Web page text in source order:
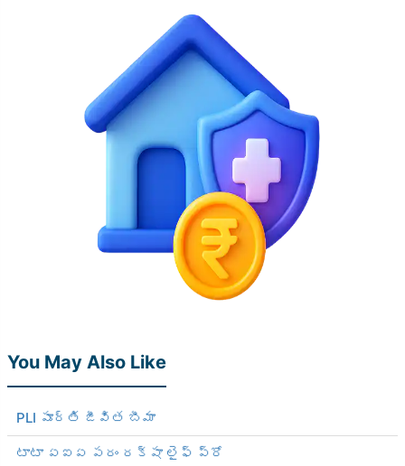
You May Also Like
PLI పూర్తి జీవిత బీమా
టాటా ఏఐఏ పరం రక్షా లైఫ్ ప్రో